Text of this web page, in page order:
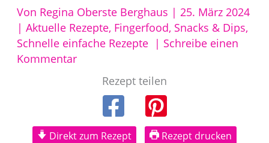
Von Regina Oberste Berghaus | 25. März 2024
| Aktuelle Rezepte, Fingerfood, Snacks & Dips,
Schnelle einfache Rezepte | Schreibe einen
Kommentar
Rezept teilen
Direkt zum Rezept Rezept drucken